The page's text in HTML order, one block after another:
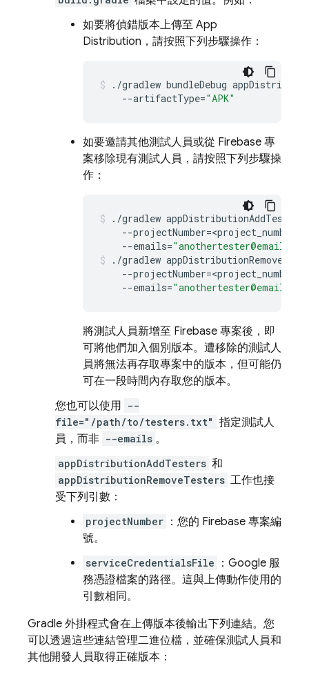
如要將偵錯版本上傳至 App
Distribution ，請按照下列步驟操作：
./gradlew bundleDebug
--artifactType="APK"
如要邀請其他測試人員或從 Firebase 專
案移除現有測試人員，請按照下列步驟操
作：
./gradlew
--projectNumber=
--emails=
./gradlew
--projectNumber=
--emails=
將測試人員新增至 Firebase 專案後，即
可將他們加入個別版本。遭移除的測試人
員將無法再存取專案中的版本，但可能仍
可在一段時間內存取您的版本。
您也可以使用 --
file="/path/to/testers.txt" 指定測試人
員，而非 --emails 。
appDistributionAddTesters 和
appDistributionRemoveTesters 工作也接
受下列引數：
projectNumber ：您的 Firebase 專案編
號。
serviceCredentialsFile
：Google 服
務憑證檔案的路徑。這與上傳動作使用的
引數相同。
Gradle 外掛程式會在上傳版本後輸出下列連結。您
可以透過這些連結管理二進位檔，並確保測試人員和
其他開發人員取得正確版本：